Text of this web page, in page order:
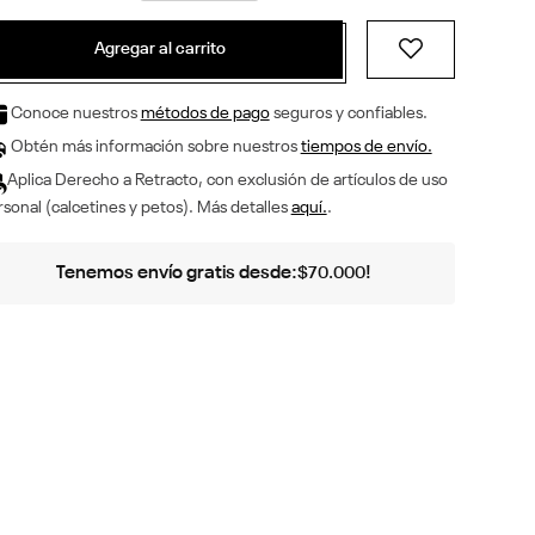
Agregar al carrito
Conoce nuestros métodos de pagoseguros y confiables.
Obtén más información sobre nuestros tiempos de envío.
Aplica Derecho a Retracto, con exclusión de artículos de uso
(calcetines y petos). Más detalles aquí..
Tenemos envío gratis desde:$70.000!